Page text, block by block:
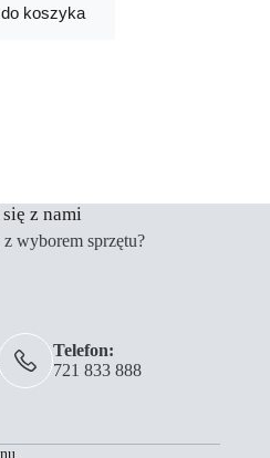
koszyka
z nami
wyborem sprzętu?
Telefon:
721 833 888